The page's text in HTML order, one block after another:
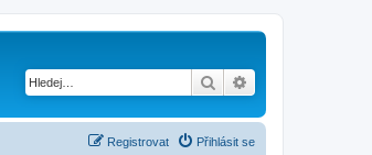
Hledat
Přihlásit se
Registrovat